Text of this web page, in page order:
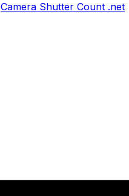
Camera Shutter Count .net